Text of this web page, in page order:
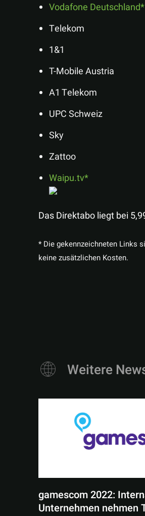
Vodafone Deutschland
Telekom
1&1
T-Mobile Austria
A1 Telekom
UPC Schweiz
Sky
Zattoo
Waipu.tv
Das Direktabo liegt bei
* Die gekennzeichneten Links
keine zusätzlichen Kosten.
Weitere
gamescom 2022:
Unternehmen nehmen